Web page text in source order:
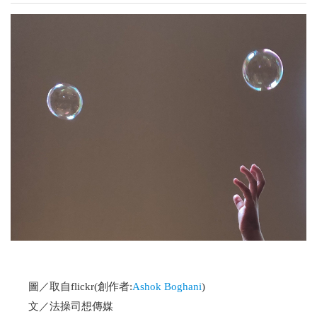
圖／取自flickr(創作者:Ashok Boghani)
文／法操司想傳媒